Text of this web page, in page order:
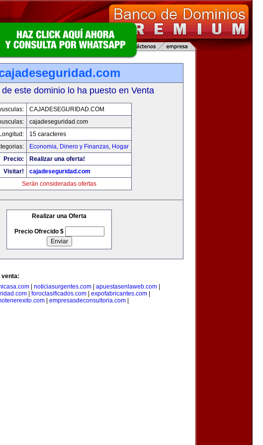
este dominio lo ha puesto en Venta
CAJADESEGURIDAD.COM
cajadeseguridad.com
Longitud:
15 caracteres
Economia, Dinero y Finanzas, Hogar
Precio:
Realizar una oferta!
Visitar!
cajadeseguridad.com
Serán consideradas ofertas
Realizar una Oferta
Precio Ofrecido $
venta:
noticiasurgentes.com apuestasenlaweb.com
foroclasificados.com expofabricantes.com
| empresasdeconsultoria.com|